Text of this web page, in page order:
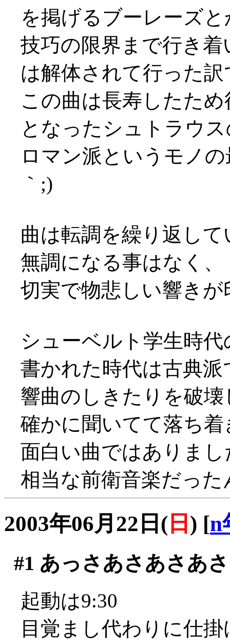
を掲げるブーレーズ
技巧の限界まで行き
は解体されて行った
この曲は長寿したた
となったシュトラウ
ロマン派というモノ
｀;)
曲は転調を繰り返し
無調になる事はなく、
切実で物悲しい響き
シューベルト学生時代
書かれた時代は古典
響曲のしきたりを破
確かに聞いてて落ち
面白い曲ではありま
相当な前衛音楽だっ
2003年06月22日( 日 ) [n
#1 あっさあさあさあ
起動は9:30
目覚まし代わりに仕